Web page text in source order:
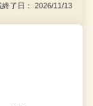
了日： 2026/11/13